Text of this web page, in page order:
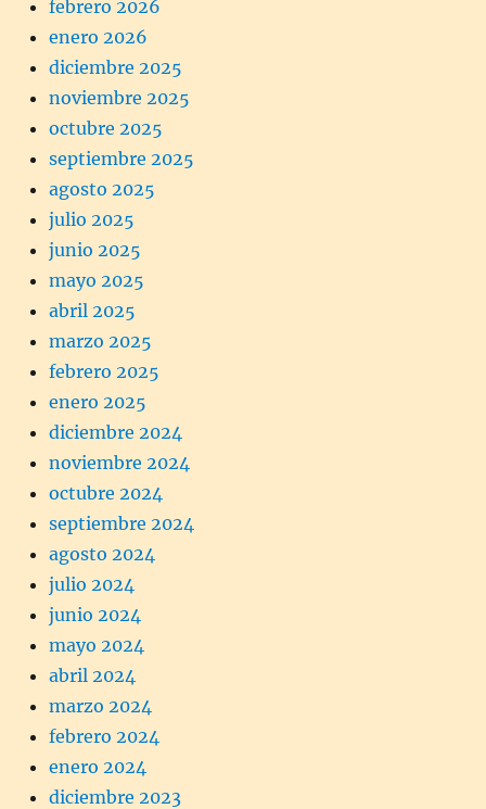
febrero 2026
enero 2026
diciembre 2025
noviembre 2025
octubre 2025
septiembre 2025
agosto 2025
julio 2025
junio 2025
mayo 2025
abril 2025
marzo 2025
febrero 2025
enero 2025
diciembre 2024
noviembre 2024
octubre 2024
septiembre 2024
agosto 2024
julio 2024
junio 2024
mayo 2024
abril 2024
marzo 2024
febrero 2024
enero 2024
diciembre 2023